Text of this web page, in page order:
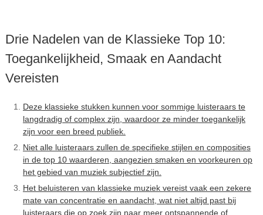
Drie Nadelen van de Klassieke Top 10:
Toegankelijkheid, Smaak en Aandacht
Vereisten
Deze klassieke stukken kunnen voor sommige luisteraars te
langdradig of complex zijn, waardoor ze minder toegankelijk
zijn voor een breed publiek.
Niet alle luisteraars zullen de specifieke stijlen en composities
in de top 10 waarderen, aangezien smaken en voorkeuren op
het gebied van muziek subjectief zijn.
Het beluisteren van klassieke muziek vereist vaak een zekere
mate van concentratie en aandacht, wat niet altijd past bij
luisteraars die op zoek zijn naar meer ontspannende of